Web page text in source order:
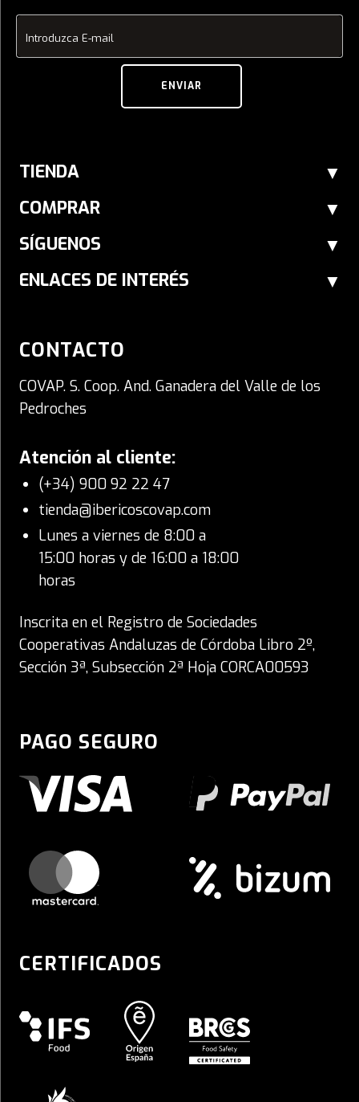
Introduzca E-mail
ENVIAR
TIENDA
COMPRAR
SÍGUENOS
ENLACES DE INTERÉS
CONTACTO
COVAP. S. Coop. And. Ganadera del Valle de los
Pedroches
Atención al cliente:
(+34) 900 92 22 47
tienda@ibericoscovap.com
Lunes a viernes de 8:00 a
15:00 horas y de 16:00 a 18:00
horas
Inscrita en el Registro de Sociedades
Cooperativas Andaluzas de Córdoba Libro 2º,
Sección 3ª, Subsección 2ª Hoja CORCA00593
PAGO SEGURO
CERTIFICADOS